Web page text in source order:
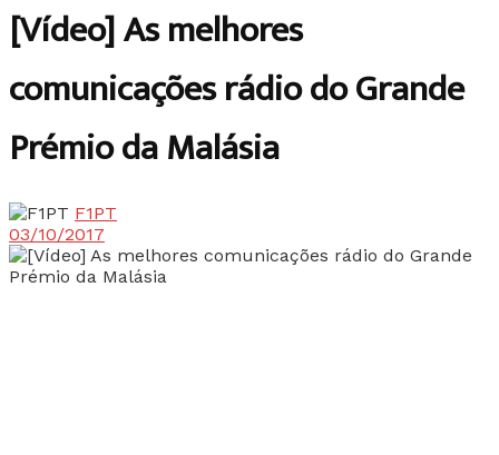
[Vídeo] As melhores
comunicações rádio do Grande
Prémio da Malásia
F1PT
03/10/2017